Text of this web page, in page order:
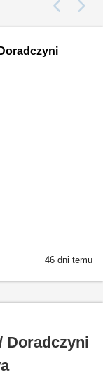
46 dni temu
Doradczyni